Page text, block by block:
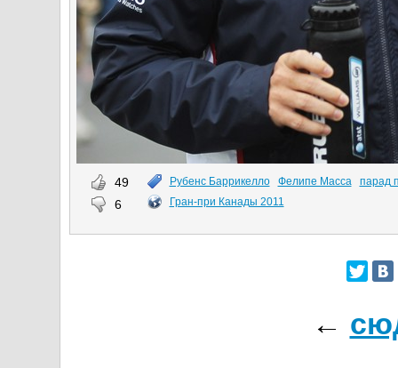
49
6
Рубенс Баррикелло Фелипе Масса
парад
Гран-при Канады 2011
←